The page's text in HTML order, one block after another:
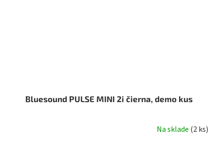
Bluesound PULSE MINI 2i čierna, demo kus
Na sklade (2 ks)